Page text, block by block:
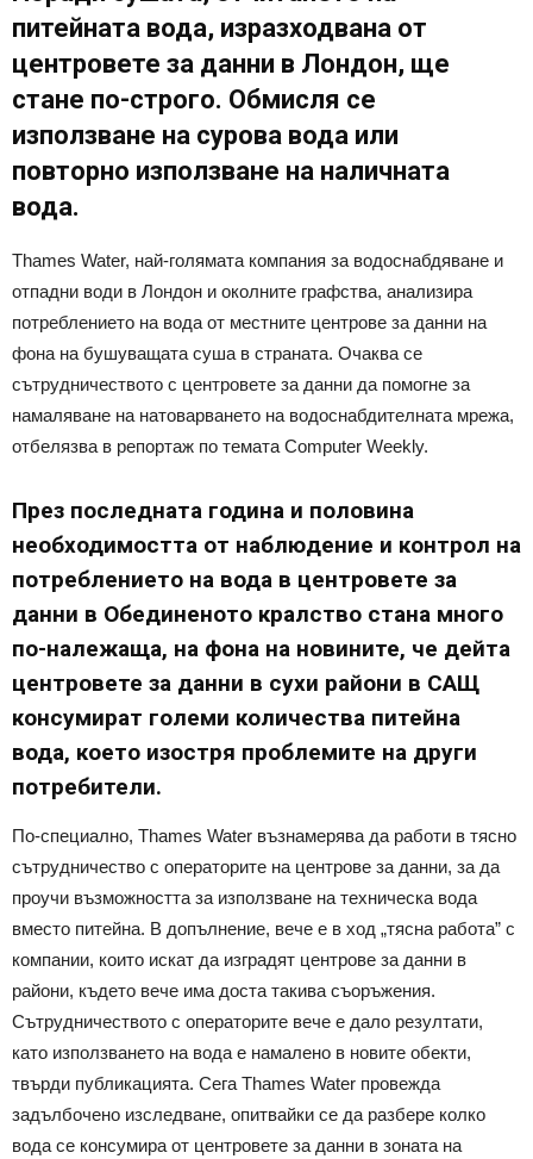
питейната вода, изразходвана от
центровете за данни в Лондон, ще
стане по-строго. Обмисля се
използване на сурова вода или
повторно използване на наличната
вода.
Thames Water, най-голямата компания за водоснабдяване и
отпадни води в Лондон и околните графства, анализира
потреблението на вода от местните центрове за данни на
фона на бушуващата суша в страната. Очаква се
сътрудничеството с центровете за данни да помогне за
намаляване на натоварването на водоснабдителната мрежа,
отбелязва в репортаж по темата Computer Weekly.
През последната година и половина
необходимостта от наблюдение и контрол на
потреблението на вода в центровете за
данни в Обединеното кралство стана много
по-належаща, на фона на новините, че дейта
центровете за данни в сухи райони в САЩ
консумират големи количества питейна
вода, което изостря проблемите на други
потребители.
По-специално, Thames Water възнамерява да работи в тясно
сътрудничество с операторите на центрове за данни, за да
проучи възможността за използване на техническа вода
вместо питейна. В допълнение, вече е в ход „тясна работа” с
компании, които искат да изградят центрове за данни в
райони, където вече има доста такива съоръжения.
Сътрудничеството с операторите вече е дало резултати,
като използването на вода е намалено в новите обекти,
твърди публикацията. Сега Thames Water провежда
задълбочено изследване, опитвайки се да разбере колко
вода се консумира от центровете за данни в зоната на